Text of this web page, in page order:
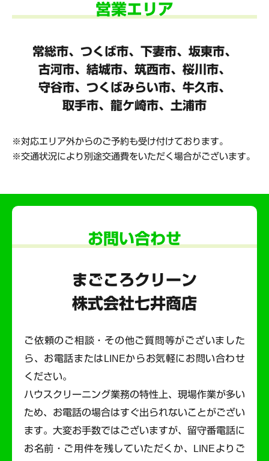
営業エリア
常総市、つくば市、下妻市、坂東市、
古河市、結城市、筑西市、桜川市、
守谷市、 つくばみらい市、牛久市、
取手市、龍ケ崎市、土浦市
対応エリア外からのご予約も受け付けております。
交通状況により別途交通費をいただく場合がございます。
お問い合わせ
まごころクリーン
株式会社七井商店
ご依頼のご相談・その他ご質問等がございました
ら、お電話またはLINEからお気軽にお問い合わせ
ください。
ハウスクリーニング業務の特性上、現場作業が多い
ため、お電話の場合はすぐ出られないことがござい
ます。 大変お手数ではございますが、留守番電話に
お名前・ご用件を残していただくか、LINEよりご